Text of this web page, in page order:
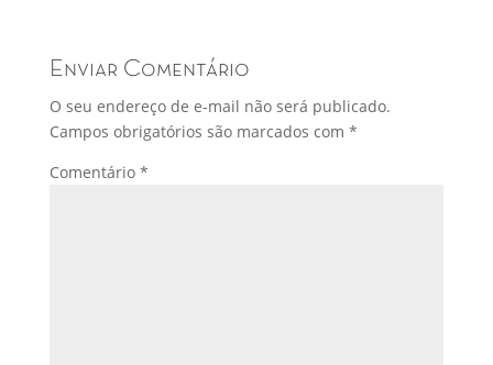
Enviar Comentário
O seu endereço de e-mail não será publicado.
Campos obrigatórios são marcados com *
Comentário *